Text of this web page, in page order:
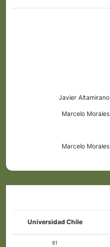
Javier Altamirano
Marcelo Morales
Marcelo Morales
Universidad Chile
61